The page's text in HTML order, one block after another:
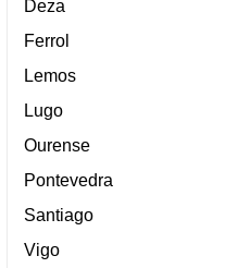
Deza
Ferrol
Lemos
Lugo
Ourense
Pontevedra
Santiago
Vigo